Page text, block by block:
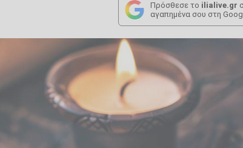
Πρόσθεσε το ilialive.gr
αγαπημένα σου στη